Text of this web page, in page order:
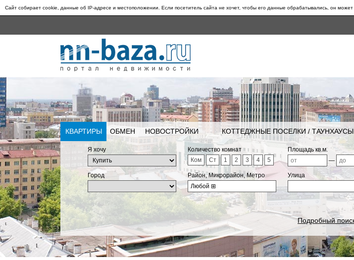
Сайт собирает cookie, данные об IP-адресе и местоположении. Если посетитель сайта не хочет, чтобы его данные обрабатывались, он может
КВАРТИРЫ ОБМЕН НОВОСТРОЙКИ КОТТЕДЖНЫЕ ПОСЕЛКИ / ТАУНХАУСЫ
Я хочу
Количество комнат
Ком
Ст 1 2 3 4 5
Площадь кв.м.
—
Город
Район, Микрорайон, Метро
Любой ⊞
Улица
Подробный